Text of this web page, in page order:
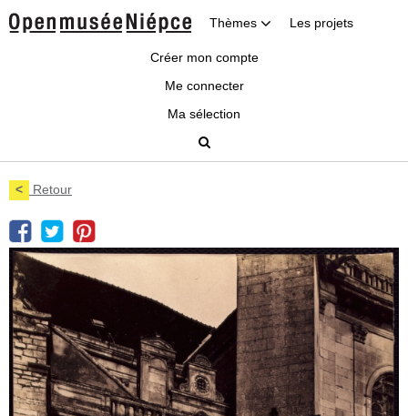
Thèmes Les projets
Créer mon compte
Me connecter
Ma sélection
< Retour